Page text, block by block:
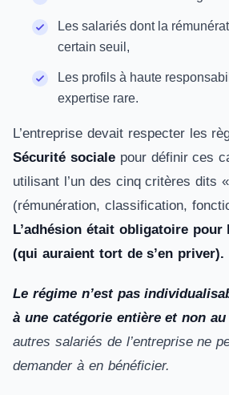
Les salariés dont la
certain seuil,
Les profils à haute
expertise rare.
L’entreprise devait respecter les
Sécurité socialepour définir ces
utilisant l’un des cinq critères dits
(rémunération, classification,
L’adhésion était obligatoire pour
(qui auraient tort de s’en priver).
Le régime n’est pas
à une catégorie entière et non
autres salariés de l’entreprise ne
demander à en bénéficier.